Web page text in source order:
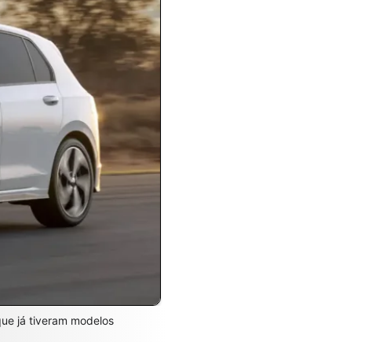
já tiveram modelos